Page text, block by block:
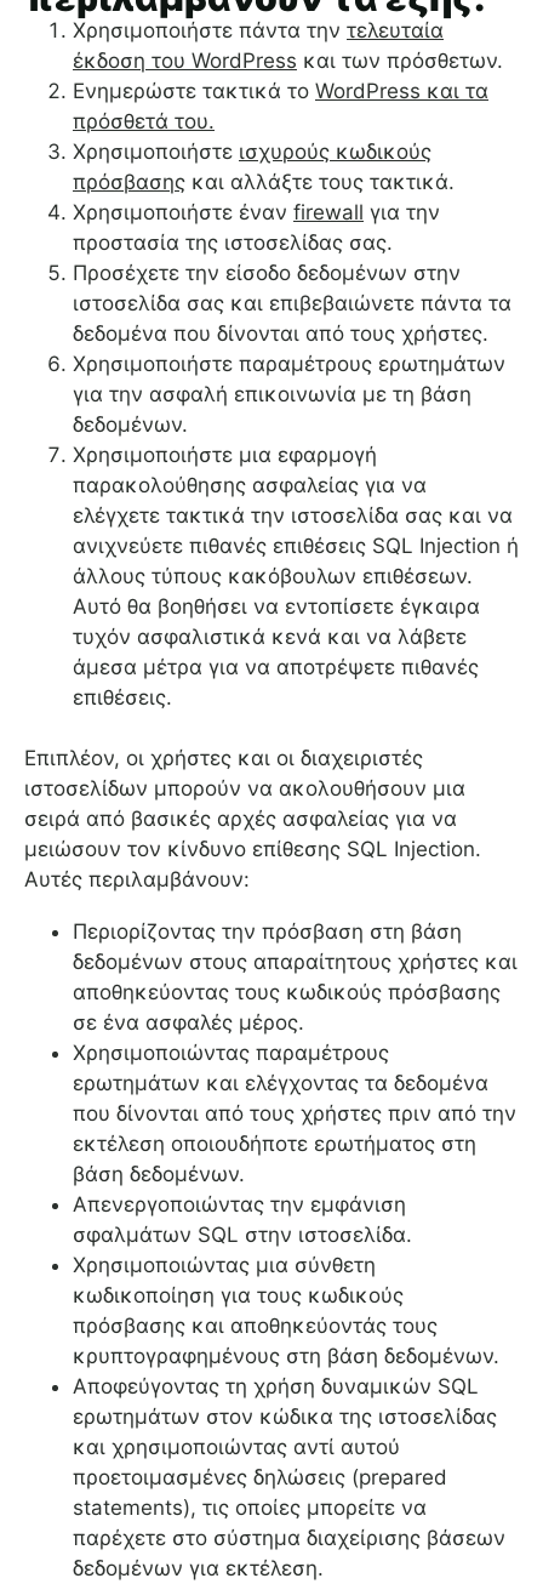
Χρησιμοποιήστε πάντα την τελευταία
έκδοση του WordPress και των πρόσθετων.
Ενημερώστε τακτικά το WordPress και τα
πρόσθετά του.
Χρησιμοποιήστε ισχυρούς κωδικούς
πρόσβασης και αλλάξτε τους τακτικά.
Χρησιμοποιήστε έναν firewall για την
προστασία της ιστοσελίδας σας.
Προσέχετε την είσοδο δεδομένων στην
ιστοσελίδα σας και επιβεβαιώνετε πάντα τα
δεδομένα που δίνονται από τους χρήστες.
Χρησιμοποιήστε παραμέτρους ερωτημάτων
για την ασφαλή επικοινωνία με τη βάση
δεδομένων.
Χρησιμοποιήστε μια εφαρμογή
παρακολούθησης ασφαλείας για να
ελέγχετε τακτικά την ιστοσελίδα σας και να
ανιχνεύετε πιθανές επιθέσεις SQL Injection ή
άλλους τύπους κακόβουλων επιθέσεων.
Αυτό θα βοηθήσει να εντοπίσετε έγκαιρα
τυχόν ασφαλιστικά κενά και να λάβετε
άμεσα μέτρα για να αποτρέψετε πιθανές
επιθέσεις.
Επιπλέον, οι χρήστες και οι διαχειριστές
ιστοσελίδων μπορούν να ακολουθήσουν μια
σειρά από βασικές αρχές ασφαλείας για να
μειώσουν τον κίνδυνο επίθεσης SQL Injection.
Αυτές περιλαμβάνουν:
Περιορίζοντας την πρόσβαση στη βάση
δεδομένων στους απαραίτητους χρήστες και
αποθηκεύοντας τους κωδικούς πρόσβασης
σε ένα ασφαλές μέρος.
Χρησιμοποιώντας παραμέτρους
ερωτημάτων και ελέγχοντας τα δεδομένα
που δίνονται από τους χρήστες πριν από την
εκτέλεση οποιουδήποτε ερωτήματος στη
βάση δεδομένων.
Απενεργοποιώντας την εμφάνιση
σφαλμάτων SQL στην ιστοσελίδα.
Χρησιμοποιώντας μια σύνθετη
κωδικοποίηση για τους κωδικούς
πρόσβασης και αποθηκεύοντάς τους
κρυπτογραφημένους στη βάση δεδομένων.
Αποφεύγοντας τη χρήση δυναμικών SQL
ερωτημάτων στον κώδικα της ιστοσελίδας
και χρησιμοποιώντας αντί αυτού
προετοιμασμένες δηλώσεις (prepared
statements), τις οποίες μπορείτε να
παρέχετε στο σύστημα διαχείρισης βάσεων
δεδομένων για εκτέλεση.